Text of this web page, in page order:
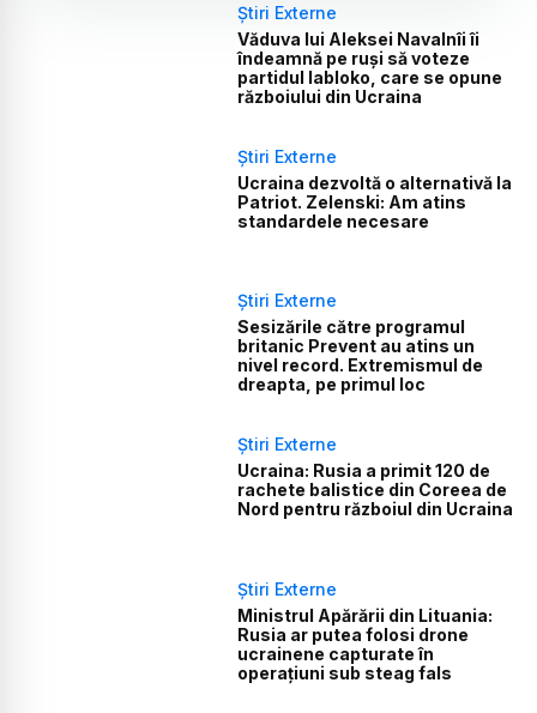
Știri Externe
Văduva lui Aleksei Navalnîi îi
îndeamnă pe ruși să voteze
partidul Iabloko, care se opune
războiului din Ucraina
Știri Externe
Ucraina dezvoltă o alternativă la
Patriot. Zelenski: Am atins
standardele necesare
Știri Externe
Sesizările către programul
britanic Prevent au atins un
nivel record. Extremismul de
dreapta, pe primul loc
Știri Externe
Ucraina: Rusia a primit 120 de
rachete balistice din Coreea de
Nord pentru războiul din Ucraina
Știri Externe
Ministrul Apărării din Lituania:
Rusia ar putea folosi drone
ucrainene capturate în
operațiuni sub steag fals